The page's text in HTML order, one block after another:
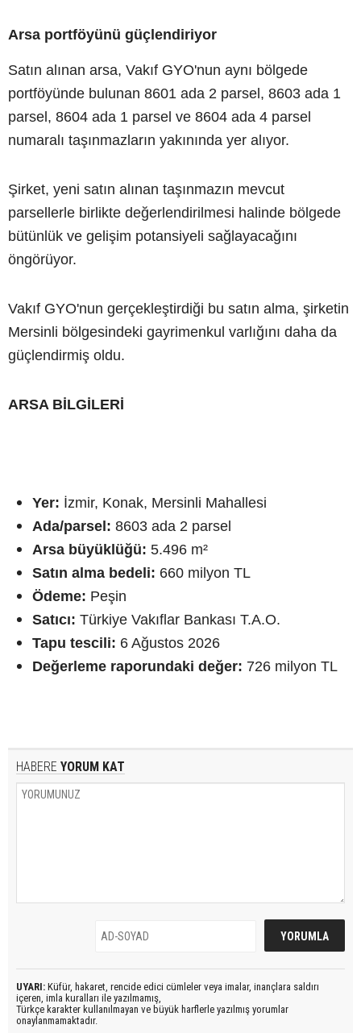
Arsa portföyünü güçlendiriyor
Satın alınan arsa, Vakıf GYO'nun aynı bölgede
portföyünde bulunan 8601 ada 2 parsel, 8603 ada 1
parsel, 8604 ada 1 parsel ve 8604 ada 4 parsel
numaralı taşınmazların yakınında yer alıyor.
Şirket, yeni satın alınan taşınmazın mevcut
parsellerle birlikte değerlendirilmesi halinde bölgede
bütünlük ve gelişim potansiyeli sağlayacağını
öngörüyor.
Vakıf GYO'nun gerçekleştirdiği bu satın alma, şirketin
Mersinli bölgesindeki gayrimenkul varlığını daha da
güçlendirmiş oldu.
ARSA BİLGİLERİ
Yer: İzmir, Konak, Mersinli Mahallesi
Ada/parsel: 8603 ada 2 parsel
Arsa büyüklüğü: 5.496 m²
Satın alma bedeli: 660 milyon TL
Ödeme: Peşin
Satıcı: Türkiye Vakıflar Bankası T.A.O.
Tapu tescili: 6 Ağustos 2026
Değerleme raporundaki değer: 726 milyon TL
HABERE YORUM KAT
UYARI: Küfür, hakaret, rencide edici cümleler veya imalar, inançlara saldırı
içeren, imla kuralları ile yazılmamış,
Türkçe karakter kullanılmayan ve büyük harflerle yazılmış yorumlar
onaylanmamaktadır.